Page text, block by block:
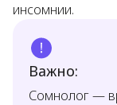
инсомнии.
Важно:
Сомнолог —